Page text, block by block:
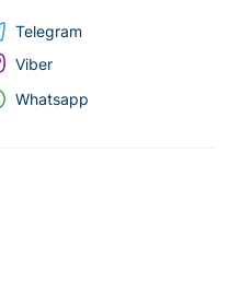
Telegram
Viber
Whatsapp